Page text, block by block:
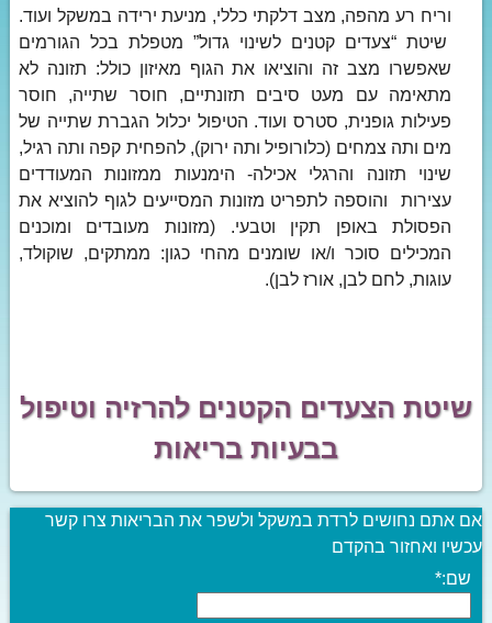
וריח רע מהפה, מצב דלקתי כללי, מניעת ירידה במשקל ועוד.
שיטת “צעדים קטנים לשינוי גדול” מטפלת בכל הגורמים
שאפשרו מצב זה והוציאו את הגוף מאיזון כולל: תזונה לא
מתאימה עם מעט סיבים תזונתיים, חוסר שתייה, חוסר
פעילות גופנית, סטרס ועוד. הטיפול יכלול הגברת שתייה של
מים ותה צמחים (כלורופיל ותה ירוק), להפחית קפה ותה רגיל,
שינוי תזונה והרגלי אכילה- הימנעות ממזונות המעודדים
עצירות והוספה לתפריט מזונות המסייעים לגוף להוציא את
הפסולת באופן תקין וטבעי. (מזונות מעובדים ומוכנים
המכילים סוכר ו/או שומנים מהחי כגון: ממתקים, שוקולד,
עוגות, לחם לבן, אורז לבן).
שיטת הצעדים הקטנים להרזיה וטיפול
בבעיות בריאות
אם אתם נחושים לרדת במשקל ולשפר את הבריאות צרו קשר
עכשיו ואחזור בהקדם
שם:*